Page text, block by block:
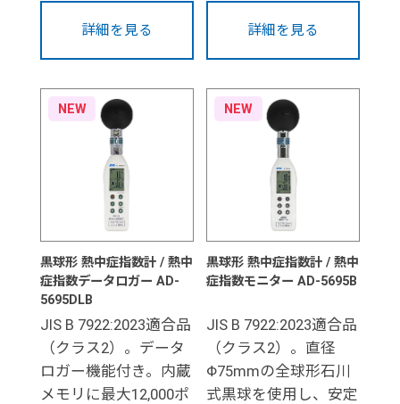
詳細を見る 詳細を見る
NEW
黒球形 熱中症指数計 / 熱中
症指数データロガー AD-
5695DLB
JIS B 7922:2023適合品
（クラス2）。データ
ロガー機能付き。内蔵
メモリに最大12,000ポ
NEW
黒球形 熱中症指数計 / 熱中
症指数モニター AD-5695B
JIS B 7922:2023適合品
（クラス2）。直径
Φ75mmの全球形石川
式黒球を使用し、安定